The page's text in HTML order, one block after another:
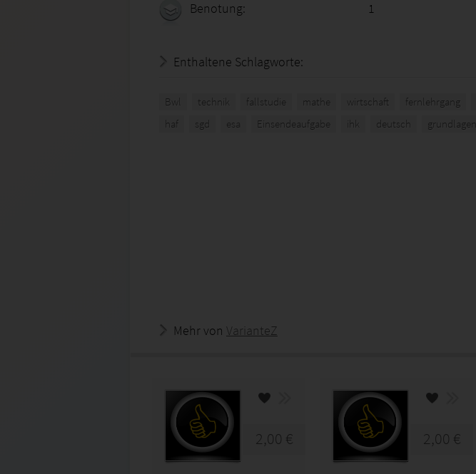
Benotung: 1
Enthaltene Schlagworte:
Bwl technik fallstudie mathe wirtschaft fernlehrgang
haf
sgd esa Einsendeaufgabe ihk deutsch grundlagen
Mehr von VarianteZ
2,00 € 2,00 €